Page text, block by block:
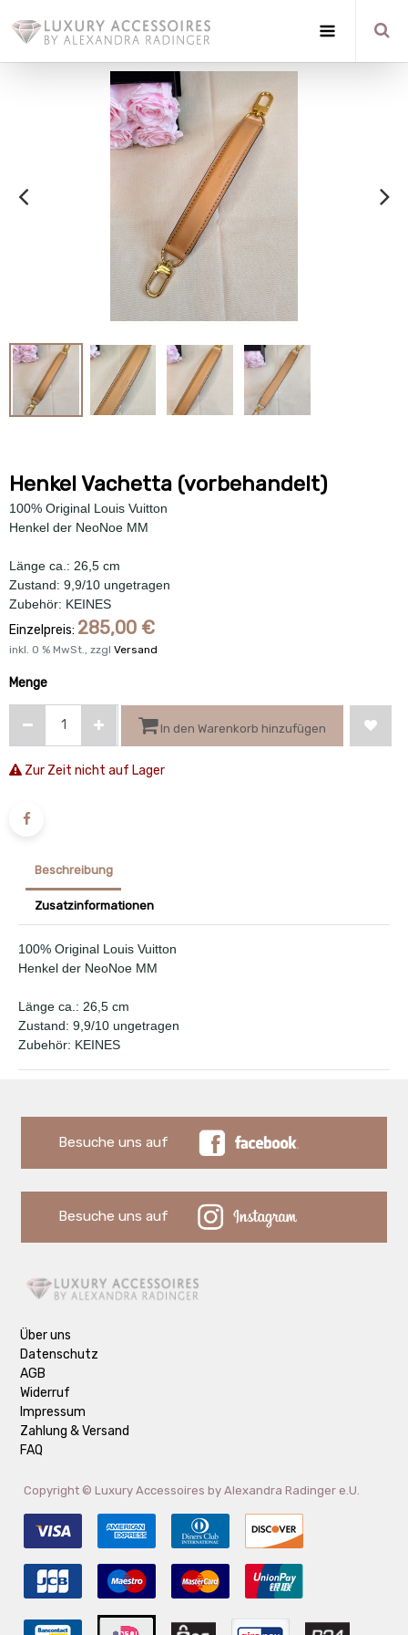
Henkel Vachetta (vorbehandelt)
100% Original Louis Vuitton
Henkel der NeoNoe MM
Länge ca.: 26,5 cm
Zustand: 9,9/10 ungetragen
Zubehör: KEINES
Einzelpreis: 285,00 €
inkl. 0 % MwSt., zzgl Versand
Menge
In den Warenkorb hinzufügen
Zur Zeit nicht auf Lager
Beschreibung
Zusatzinformationen
100% Original Louis Vuitton
Henkel der NeoNoe MM
Länge ca.: 26,5 cm
Zustand: 9,9/10 ungetragen
Zubehör: KEINES
Besuche uns auf
Besuche uns auf
Über uns
Datenschutz
AGB
Widerruf
Impressum
Zahlung & Versand
FAQ
Copyright © Luxury Accessoires by Alexandra Radinger e.U.